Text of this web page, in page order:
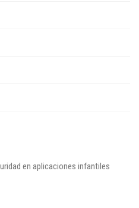
en aplicaciones infantiles